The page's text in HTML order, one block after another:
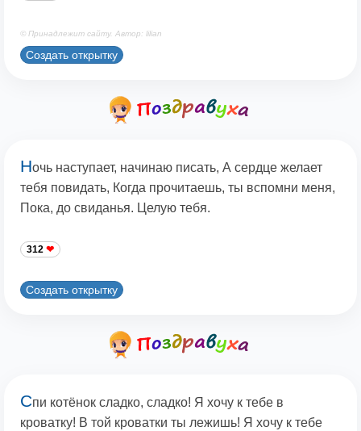
© Принадлежит сайту. Автор: lilian
Создать открытку
Ночь наступает, начинаю писать, А сердце желает
тебя повидать, Когда прочитаешь, ты вспомни меня,
Пока, до свиданья. Целую тебя.
312
Создать открытку
Спи котёнок сладко, сладко! Я хочу к тебе в
кроватку! В той кроватки ты лежишь! Я хочу к тебе